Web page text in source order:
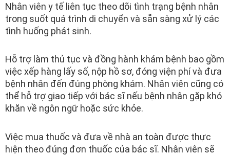
Nhân viên y tế liên tục theo dõi tình trạng bệnh nhân
trong suốt quá trình di chuyển và sẵn sàng xử lý các
tình huống phát sinh.
Hỗ trợ làm thủ tục và đồng hành khám bệnh bao gồm
việc xếp hàng lấy số, nộp hồ sơ, đóng viện phí và đưa
bệnh nhân đến đúng phòng khám. Nhân viên cũng có
thể hỗ trợ giao tiếp với bác sĩ nếu bệnh nhân gặp khó
khăn về ngôn ngữ hoặc sức khỏe.
Việc mua thuốc và đưa về nhà an toàn được thực
hiện theo đúng đơn thuốc của bác sĩ. Nhân viên sẽ